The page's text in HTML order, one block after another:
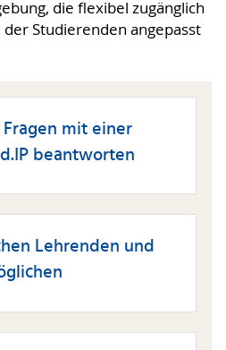
die flexibel zugänglich
Studierenden angepasst
mit einer
beantworten
Lehrenden und